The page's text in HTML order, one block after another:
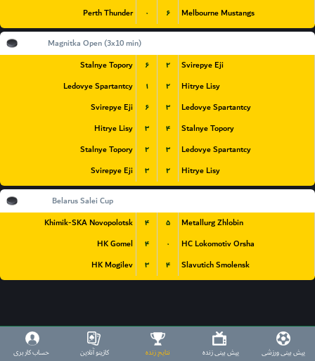
Perth Thunder
۰ ۶ Melbourne Mustangs
Magnitka Open (3x10 min)
Stalnye Topory
۶ ۲
Svirepye Eji
Ledovye Spartantcy
۱ ۲
Hitrye Lisy
Svirepye Eji
۶ ۳
Ledovye Spartantcy
Hitrye Lisy
۳ ۴
Stalnye Topory
Stalnye Topory
۲ ۳
Ledovye Spartantcy
Svirepye Eji
۳ ۲ Hitrye Lisy
Belarus Salei Cup
Khimik-SKA Novopolotsk
۴ ۵
Metallurg Zhlobin
HK Gomel
۴ ۰
HC Lokomotiv Orsha
HK Mogilev
۳ ۴ Slavutich Smolensk
پیش بینی ورزشی پیش بینی زنده نتایج زنده کازینو آنلاین حساب کاربری